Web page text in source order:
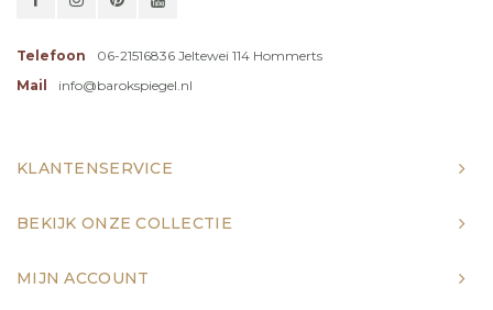
Telefoon
06-21516836 Jeltewei 114 Hommerts
Mail
info@barokspiegel.nl
KLANTENSERVICE
BEKIJK ONZE COLLECTIE
MIJN ACCOUNT